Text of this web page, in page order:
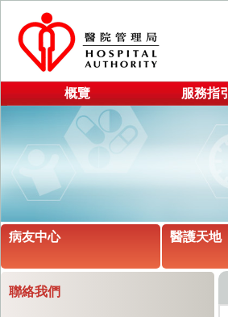
概覽 服務指引
病友中心 醫護天地
聯絡我們